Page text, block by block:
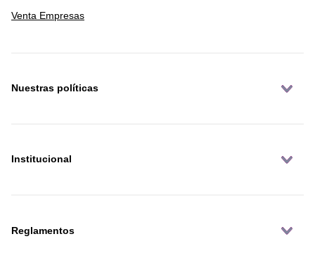
Venta Empresas
Nuestras políticas
Institucional
Reglamentos